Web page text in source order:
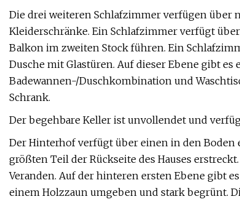
Die drei weiteren Schlafzimmer verfügen über
Kleiderschränke. Ein Schlafzimmer verfügt
Balkon im zweiten Stock führen. Ein
Dusche mit Glastüren. Auf dieser Ebene gibt
Badewannen-/Duschkombination und
Schrank.
Der begehbare Keller ist unvollendet und
Der Hinterhof verfügt über einen in den Boden
größten Teil der Rückseite des Hauses
Veranden. Auf der hinteren ersten Ebene gibt
einem Holzzaun umgeben und stark begrünt.